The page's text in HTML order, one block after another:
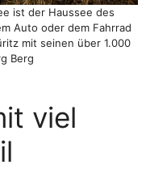
ist der Haussee des
Auto oder dem Fahrrad
mit seinen über 1.000
Berg
viel